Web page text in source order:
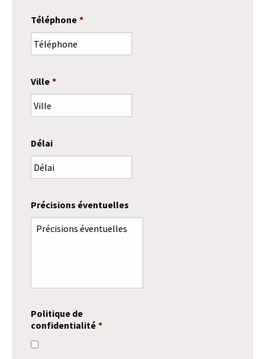
Téléphone *
Ville *
Délai
Précisions éventuelles
Politique de
confidentialité *